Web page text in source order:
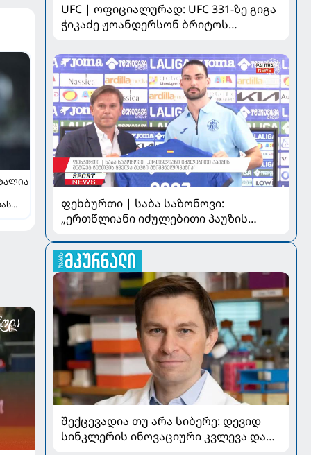
UFC | ოფიციალურად: UFC 331-ზე გიგა
ჭიკაძე ჟოანდერსონ ბრიტოს
ფეხბურთი | საბა საზონოვი:
„ერთწლიანი იძულებითი პაუზის
მნიშვნელოვანია“
შექცევადია თუ არა სიბერე: დევიდ
სინკლერის ინოვაციური კვლევა და